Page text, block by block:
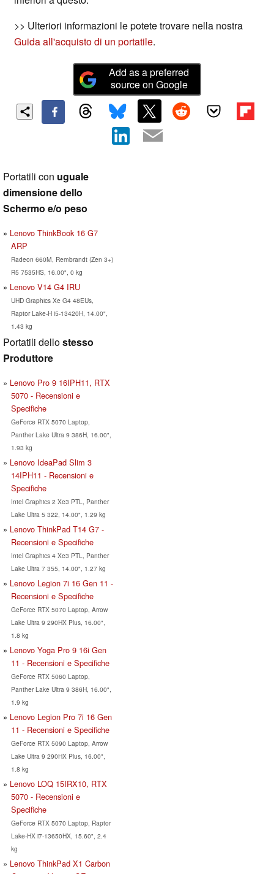
>> Ulteriori informazioni le potete trovare nella nostra
Guida all'acquisto di un portatile.
Add as a preferred
source on Google
Portatili con uguale
dimensione dello
Schermo e/o peso
Lenovo ThinkBook 16 G7
ARP
Radeon 660M, Rembrandt (Zen 3+)
R5 7535HS, 16.00", 0 kg
Lenovo V14 G4 IRU
UHD Graphics Xe G4 48EUs,
Raptor Lake-H i5-13420H, 14.00",
1.43 kg
Portatili dellostesso
Produttore
Lenovo Pro 9 16IPH11, RTX
5070 - Recensioni e
Specifiche
GeForce RTX 5070 Laptop,
Panther Lake Ultra 9 386H, 16.00",
1.93 kg
Lenovo IdeaPad Slim 3
14IPH11 - Recensioni e
Specifiche
Intel Graphics 2 Xe3 PTL, Panther
Lake Ultra 5 322, 14.00", 1.29 kg
Lenovo ThinkPad T14 G7 -
Recensioni e Specifiche
Intel Graphics 4 Xe3 PTL, Panther
Lake Ultra 7 355, 14.00", 1.27 kg
Lenovo Legion 7i 16 Gen 11 -
Recensioni e Specifiche
GeForce RTX 5070 Laptop, Arrow
Lake Ultra 9 290HX Plus, 16.00",
1.8 kg
Lenovo Yoga Pro 9 16i Gen
11 - Recensioni e Specifiche
GeForce RTX 5060 Laptop,
Panther Lake Ultra 9 386H, 16.00",
1.9 kg
Lenovo Legion Pro 7i 16 Gen
11 - Recensioni e Specifiche
GeForce RTX 5090 Laptop, Arrow
Lake Ultra 9 290HX Plus, 16.00",
1.8 kg
Lenovo LOQ 15IRX10, RTX
5070 - Recensioni e
Specifiche
GeForce RTX 5070 Laptop, Raptor
Lake-HX i7-13650HX, 15.60", 2.4
kg
Lenovo ThinkPad X1 Carbon